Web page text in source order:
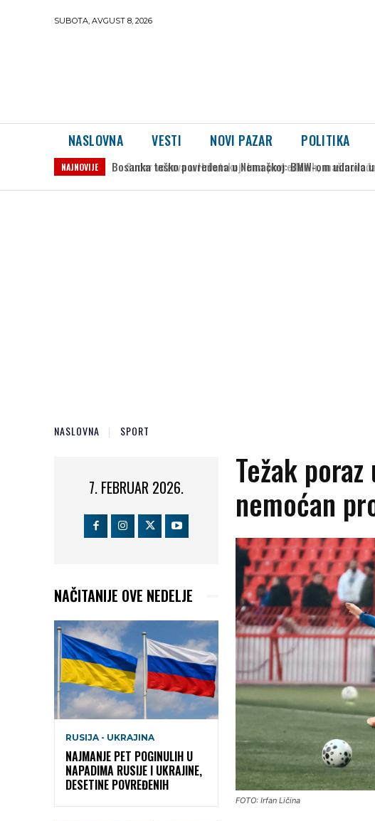
SUBOTA, AVGUST 8, 2026
NASLOVNA VESTI NOVI PAZAR POLITIKA
NAJNOVIJE Sudar vozova u Hrvatskoj: Ima povređenih, mašinovođa
NASLOVNA SPORT
7. FEBRUAR 2026.
NAČITANIJE OVE NEDELJE
RUSIJA - UKRAJINA
NAJMANJE PET POGINULIH U
NAPADIMA RUSIJE I UKRAJINE,
DESETINE POVREĐENIH
Težak
nemoćan
FOTO: Irfan Ličina